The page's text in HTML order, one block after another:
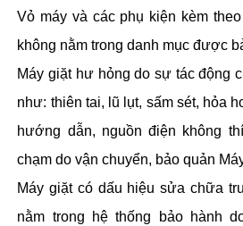
Vỏ máy và các phụ kiện kèm
không nằm trong danh mục được
Máy giặt hư hỏng do sự tác động
như: thiên tai, lũ lụt, sấm sét, hỏa
hướng dẫn, nguồn điện không
chạm do vận chuyển, bảo quản
Máy giặt có dấu hiệu sửa chữa
nằm trong hệ thống bảo hành